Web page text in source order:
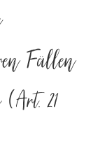
Fällen
21